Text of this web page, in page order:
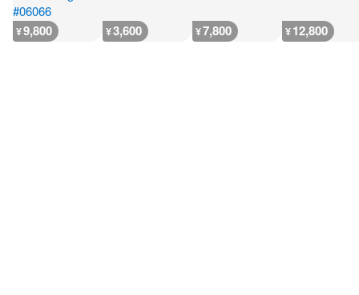
¥9,800 ¥3,600 ¥7,800 ¥12,800